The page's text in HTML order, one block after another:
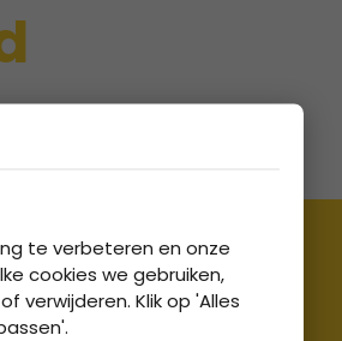
te verbeteren en onze
cookies we gebruiken,
verwijderen. Klik op 'Alles